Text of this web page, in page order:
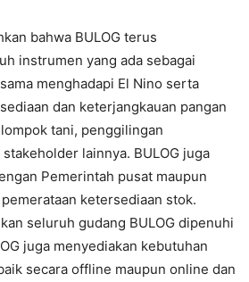
bahwa BULOG terus
instrumen yang ada sebagai
menghadapi El Nino serta
dan keterjangkauan pangan
tani, penggilingan
lainnya. BULOG juga
Pemerintah pusat maupun
ketersediaan stok.
seluruh gudang BULOG dipenuhi
juga menyediakan kebutuhan
secara offline maupun online dan